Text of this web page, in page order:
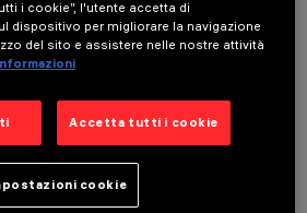
sopra del canopy, oltre
dei quattro mori presente
è possibile ammirare
così resi maggiormente
decori poco visibili
ESSEQUADRO|P
i cookie”, l'utente accetta di
dispositivo per migliorare la navigazione
del sito e assistere nelle nostre attività
Accetta tutti i cookie
cookie